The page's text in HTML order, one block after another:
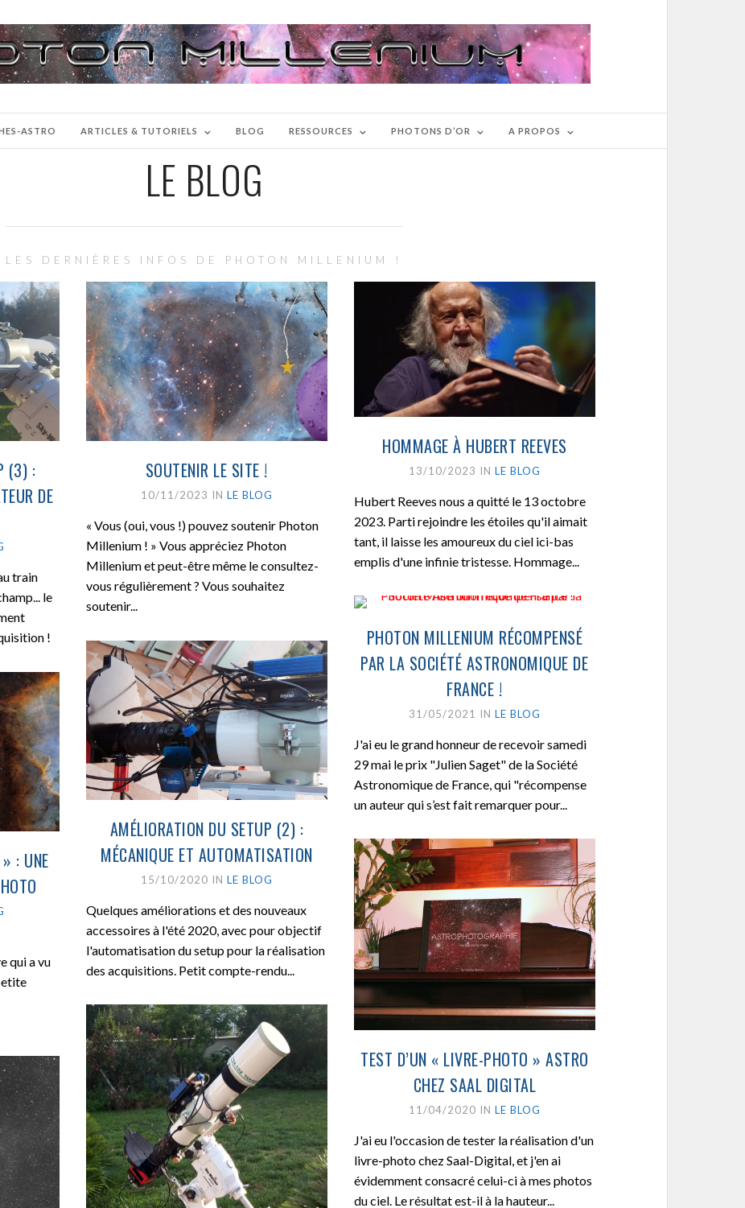
ASTRO ARTICLES & TUTORIELS BLOG RESSOURCES PHOTONS D’OR A PROPOS
LE BLOG
LES DERNIÈRES INFOS DE PHOTON MILLENIUM !
(3) :
DE
train
le
!
SOUTENIR LE SITE !
10/11/2023 IN LE BLOG
« Vous (oui, vous !) pouvez soutenir Photon
Millenium ! » Vous appréciez Photon
Millenium et peut-être même le consultez-
vous régulièrement ? Vous souhaitez
soutenir...
HOMMAGE À HUBERT REEVES
13/10/2023 IN LE BLOG
Hubert Reeves nous a quitté le 13 octobre
2023. Parti rejoindre les étoiles qu'il aimait
tant, il laisse les amoureux du ciel ici-bas
emplis d'une infinie tristesse. Hommage...
PHOTON MILLENIUM RÉCOMPENSÉ
PAR LA SOCIÉTÉ ASTRONOMIQUE DE
FRANCE !
31/05/2021 IN LE BLOG
J'ai eu le grand honneur de recevoir samedi
29 mai le prix "Julien Saget" de la Société
Astronomique de France, qui "récompense
un auteur qui s’est fait remarquer pour...
AMÉLIORATION DU SETUP (2) :
MÉCANIQUE ET AUTOMATISATION
15/10/2020 IN LE BLOG
Quelques améliorations et des nouveaux
accessoires à l'été 2020, avec pour objectif
l'automatisation du setup pour la réalisation
des acquisitions. Petit compte-rendu...
: UNE
qui a vu
TEST D’UN « LIVRE-PHOTO » ASTRO
CHEZ SAAL DIGITAL
11/04/2020 IN LE BLOG
J'ai eu l'occasion de tester la réalisation d'un
livre-photo chez Saal-Digital, et j'en ai
évidemment consacré celui-ci à mes photos
du ciel. Le résultat est-il à la hauteur...